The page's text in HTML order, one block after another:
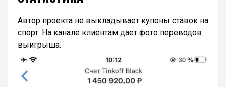
Автор проекта не выкладывает купоны ставок на
спорт. На канале клиентам дает фото переводов
выигрыша.